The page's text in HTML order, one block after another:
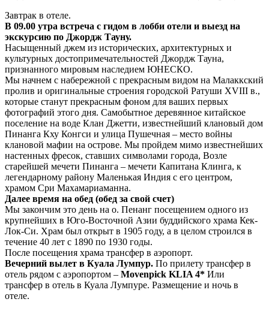
Завтрак в отеле.
В 09.00 утра встреча с гидом в лобби отели и выезд на
экскурсию по Джордж Тауну.
Насыщенный джем из исторических, архитектурных и
культурных достопримечательностей Джордж Тауна,
признанного мировым наследием ЮНЕСКО.
Мы начнем с набережной с прекрасным видом на Малаккский
пролив и оригинальные строения городской Ратуши XVIII в.,
которые станут прекрасным фоном для ваших первых
фотографий этого дня. Самобытное деревянное китайское
поселение на воде Клан Джетти, известнейший клановый дом
Пинанга Кху Конгси и улица Пушечная – место войны
клановой мафии на острове. Мы пройдем мимо известнейших
настенных фресок, ставших символами города, Возле
старейшей мечети Пинанга – мечети Капитана Клинга, к
легендарному району Маленькая Индия с его центром,
храмом Сри Махамариаманна.
Далее время на обед (обед за свой счет)
Мы закончим это день на о. Пенанг посещением одного из
крупнейших в Юго-Восточной Азии буддийского храма Кек-
Лок-Си. Храм был открыт в 1905 году, а в целом строился в
течение 40 лет с 1890 по 1930 годы.
После посещения храма трансфер в аэропорт.
Вечерний вылет в Куала Лумпур. По прилету трансфер в
отель рядом с аэропортом – Movenpick KLIA 4* Или
трансфер в отель в Куала Лумпуре. Размещение и ночь в
отеле.